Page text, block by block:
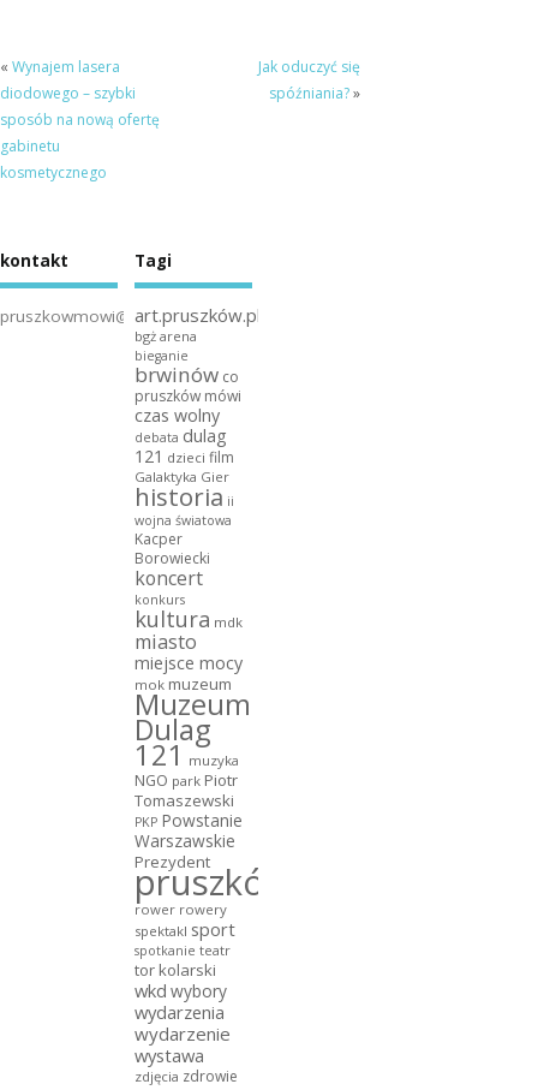
« Wynajem lasera
diodowego – szybki
sposób na nową ofertę
gabinetu
kosmetycznego
Jak oduczyć się
spóźniania?»
kontakt
pruszkowmowi@gmail.com
Tagi
art.pruszków.pl
bgż arena
bieganie
brwinów co
pruszków mówi
czas wolny
debata dulag
121 dzieci film
Galaktyka Gier
historia ii
wojna światowa
Kacper
Borowiecki
koncert
konkurs
kultura mdk
miasto
miejsce mocy
mok muzeum
Muzeum
Dulag
121 muzyka
NGO park Piotr
Tomaszewski
PKP Powstanie
Warszawskie
Prezydent
pruszków
rower rowery
spektakl sport
spotkanie teatr
tor kolarski
wkd wybory
wydarzenia
wydarzenie
wystawa
zdjęcia zdrowie